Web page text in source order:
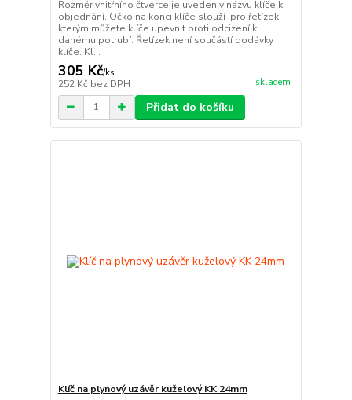
Rozměr vnitřního čtverce je uveden v názvu klíče k
objednání. Očko na konci klíče slouží pro řetízek,
kterým můžete klíče upevnit proti odcizení k
danému potrubí. Řetízek není součástí dodávky
klíče. Kl...
305 Kč/ks
252 Kč bez DPH skladem
Přidat do košíku
Klíč na plynový uzávěr kuželový KK 24mm